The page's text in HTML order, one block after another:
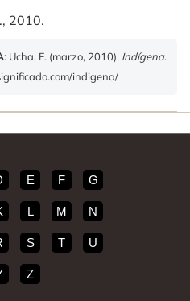
2010.
: Ucha, F. (marzo, 2010). Indígena.
indigena/
E F G
L M N
S T U
Z